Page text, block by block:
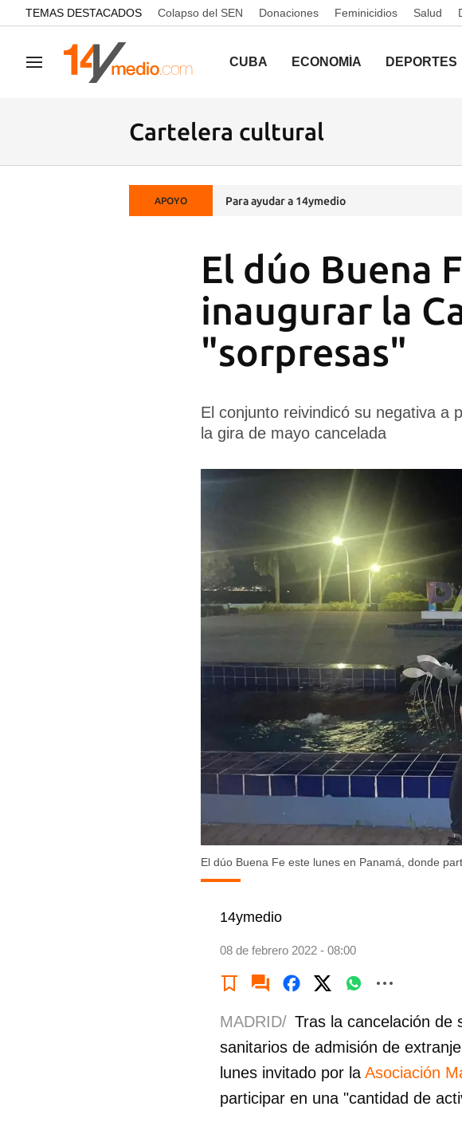
common.go-to-content
TEMAS DESTACADOS Colapso del SEN Donaciones Feminicidios Salud
Navegación CUBA ECONOMÍA DEPORTES
Cartelera cultural
APOYO Para ayudar a 14ymedio
El dúo Buena
inaugurar la
"sorpresas"
El conjunto reivindicó su negativa a
la gira de mayo cancelada
El dúo Buena Fe este lunes en Panamá, donde
14ymedio
08 de febrero 2022 - 08:00
MADRID/ Tras la cancelación de
sanitarios de admisión de
lunes invitado por la Asociación
participar en una "cantidad de